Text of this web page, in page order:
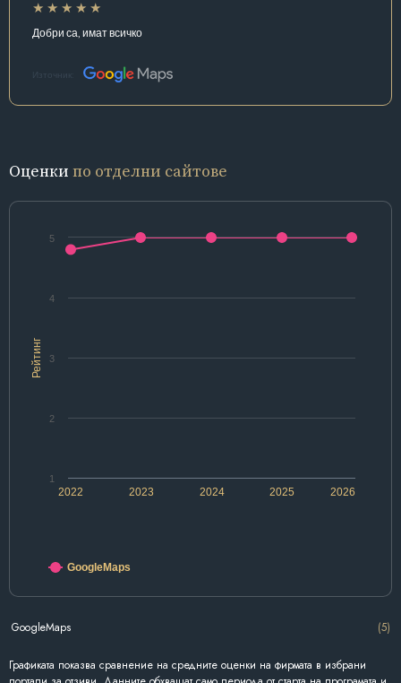
Добри са, имат всичко
Източник:
Оценки по отделни сайтове
Рейтинг
2022 2024 2026
2023 2025
1
2
3
4
5
GoogleMaps
GoogleMaps (5)
Графиката показва сравнение на средните оценки на фирмата в избрани